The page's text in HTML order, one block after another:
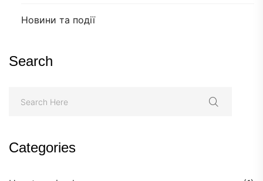
Новини та події
Search
Categories